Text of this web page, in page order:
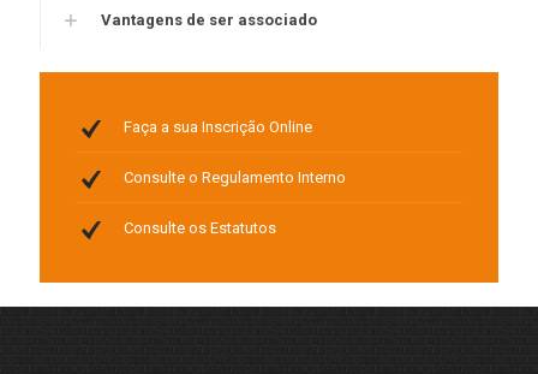
Vantagens de ser associado
Faça a sua Inscrição Online
Consulte o Regulamento Interno
Consulte os Estatutos